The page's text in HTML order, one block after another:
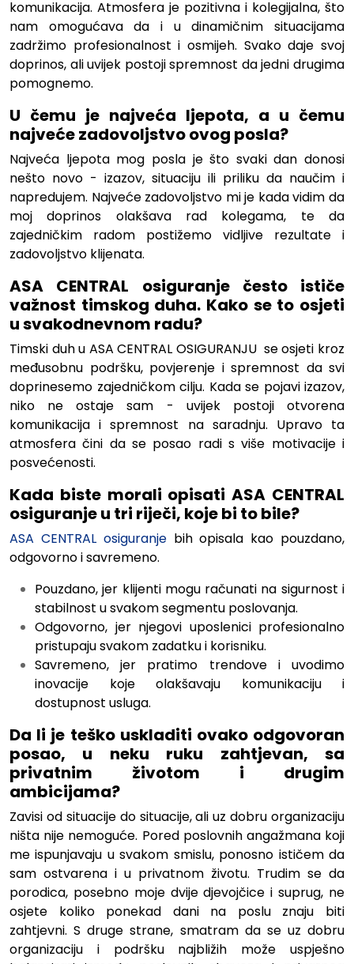
komunikacija. Atmosfera je pozitivna i kolegijalna, što
nam omogućava da i u dinamičnim situacijama
zadržimo profesionalnost i osmijeh. Svako daje svoj
doprinos, ali uvijek postoji spremnost da jedni drugima
pomognemo.
U čemu je najveća ljepota, a u čemu
najveće zadovoljstvo ovog posla?
Najveća ljepota mog posla je što svaki dan donosi
nešto novo - izazov, situaciju ili priliku da naučim i
napredujem. Najveće zadovoljstvo mi je kada vidim da
moj doprinos olakšava rad kolegama, te da
zajedničkim radom postižemo vidljive rezultate i
zadovoljstvo klijenata.
ASA CENTRAL osiguranje često ističe
važnost timskog duha. Kako se to osjeti
u svakodnevnom radu?
Timski duh u ASA CENTRAL OSIGURANJU se osjeti kroz
međusobnu podršku, povjerenje i spremnost da svi
doprinesemo zajedničkom cilju. Kada se pojavi izazov,
niko ne ostaje sam - uvijek postoji otvorena
komunikacija i spremnost na saradnju. Upravo ta
atmosfera čini da se posao radi s više motivacije i
posvećenosti.
Kada biste morali opisati ASA CENTRAL
osiguranje u tri riječi, koje bi to bile?
ASA CENTRAL osiguranjebih opisala kao pouzdano,
odgovorno i savremeno.
Pouzdano, jer klijenti mogu računati na sigurnost i
stabilnost u svakom segmentu poslovanja.
Odgovorno, jer njegovi uposlenici profesionalno
pristupaju svakom zadatku i korisniku.
Savremeno, jer pratimo trendove i uvodimo
inovacije koje olakšavaju komunikaciju i
dostupnost usluga.
Da li je teško uskladiti ovako odgovoran
posao, u neku ruku zahtjevan, sa
privatnim životom i drugim
ambicijama?
Zavisi od situacije do situacije, ali uz dobru organizaciju
ništa nije nemoguće. Pored poslovnih angažmana koji
me ispunjavaju u svakom smislu, ponosno ističem da
sam ostvarena i u privatnom životu. Trudim se da
porodica, posebno moje dvije djevojčice i suprug, ne
osjete koliko ponekad dani na poslu znaju biti
zahtjevni. S druge strane, smatram da se uz dobru
organizaciju i podršku najbližih može uspješno